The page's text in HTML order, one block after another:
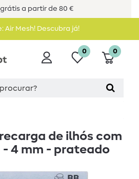
a partir de 80 €
Air Mesh! Descubra já!
0 0
de ilhós com
- 4 mm - prateado